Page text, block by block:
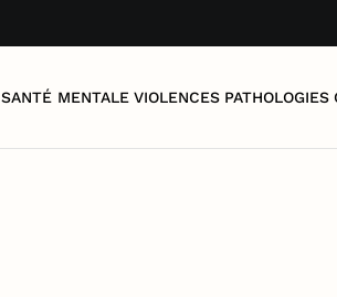
SANTÉ MENTALE VIOLENCES PATHOLOGIES